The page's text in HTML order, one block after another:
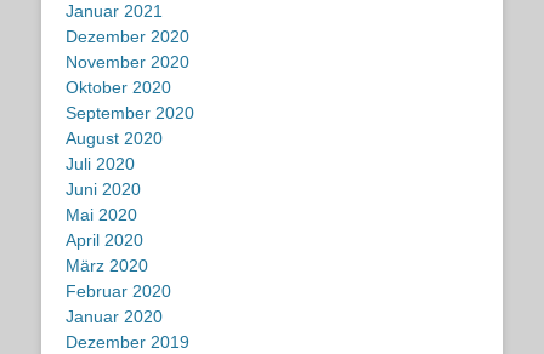
Januar 2021
Dezember 2020
November 2020
Oktober 2020
September 2020
August 2020
Juli 2020
Juni 2020
Mai 2020
April 2020
März 2020
Februar 2020
Januar 2020
Dezember 2019